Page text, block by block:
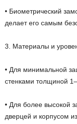
• Биометрический
делает его самым
3. Материалы и
• Для минимальной
стенками толщиной
• Для более высокой
дверцей и корпусом